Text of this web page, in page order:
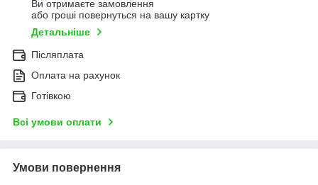
Ви отримаєте замовлення
або гроші повернуться на вашу картку
Детальніше
Післяплата
Оплата на рахунок
Готівкою
Всі умови оплати
Умови повернення